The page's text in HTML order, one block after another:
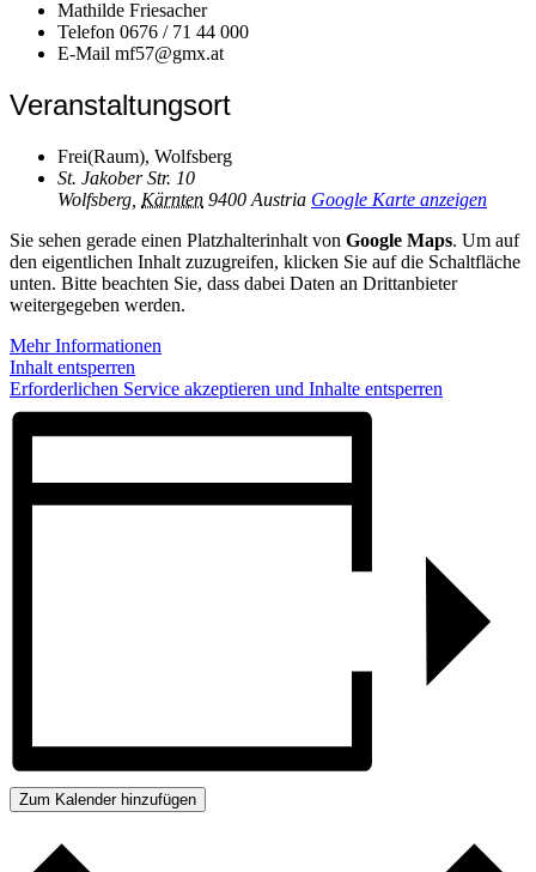
Mathilde Friesacher
Telefon 0676 / 71 44 000
E-Mail mf57@gmx.at
Veranstaltungsort
Frei(Raum), Wolfsberg
St. Jakober Str. 10
Wolfsberg Kärnten 9400 Austria Google Karte anzeigen
Sie sehen gerade einen Platzhalterinhalt von Google Maps. Um auf
den eigentlichen Inhalt zuzugreifen, klicken Sie auf die Schaltfläche
unten. Bitte beachten Sie, dass dabei Daten an Drittanbieter
weitergegeben werden.
Mehr Informationen
Inhalt entsperren
Erforderlichen Service akzeptieren und Inhalte entsperren
Zum Kalender hinzufügen